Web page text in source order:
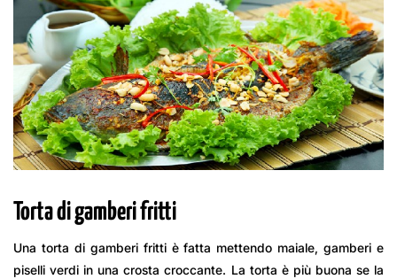
Torta di gamberi fritti
Una torta di gamberi fritti è fatta mettendo maiale, gamberi e
piselli verdi in una crosta croccante. La torta è più buona se la